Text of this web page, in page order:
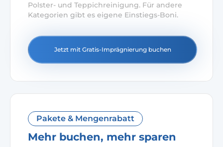
Polster- und Teppichreinigung. Für andere
Kategorien gibt es eigene Einstiegs-Boni.
Jetzt mit Gratis-Imprägnierung buchen
Pakete & Mengenrabatt
Mehr buchen, mehr sparen